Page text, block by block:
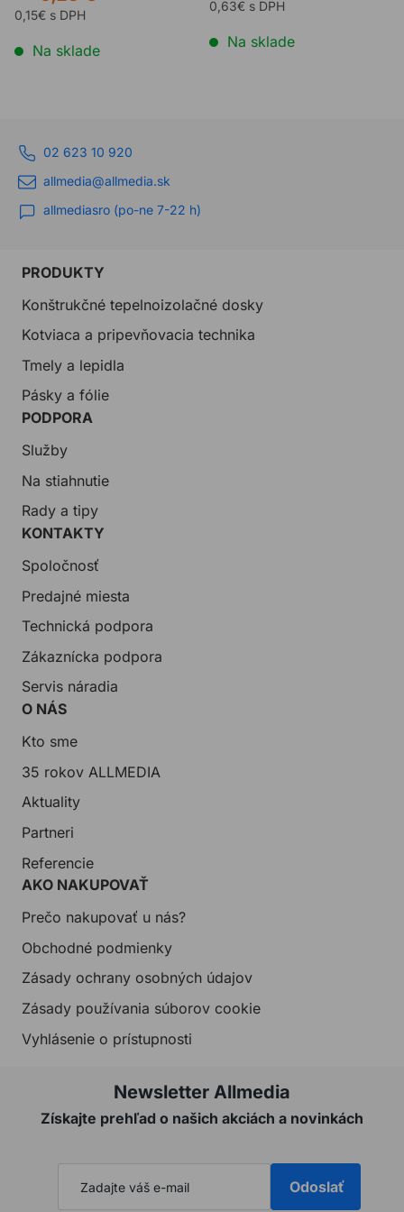
0,15€ s DPH
Na sklade
0,63€ s DPH
Na sklade
02 623 10 920
allmedia@allmedia.sk
allmediasro (po-ne 7-22 h)
PRODUKTY
Konštrukčné tepelnoizolačné dosky
Kotviaca a pripevňovacia technika
Tmely a lepidla
Pásky a fólie
PODPORA
Služby
Na stiahnutie
Rady a tipy
KONTAKTY
Spoločnosť
Predajné miesta
Technická podpora
Zákaznícka podpora
Servis náradia
O NÁS
Kto sme
35 rokov ALLMEDIA
Aktuality
Partneri
Referencie
AKO NAKUPOVAŤ
Prečo nakupovať u nás?
Obchodné podmienky
Zásady ochrany osobných údajov
Zásady používania súborov cookie
Vyhlásenie o prístupnosti
Newsletter Allmedia
Získajte prehľad o našich akciách a novinkách
Odoslať